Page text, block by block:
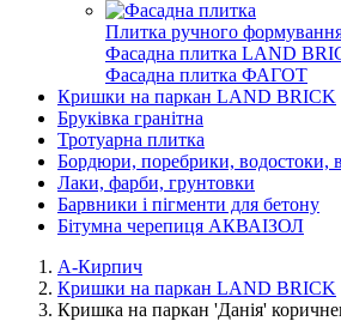
Плитка ручного
Фасадна плитка LAND
Фасадна плитка ФАГОТ
Кришки на паркан LAND BRICK
Бруківка гранітна
Тротуарна плитка
Бордюри, поребрики, водостоки,
Лаки, фарби, грунтовки
Барвники і пігменти для бетону
Бітумна черепиця АКВАІЗОЛ
А-Кирпич
Кришки на паркан LAND BRICK
Кришка на паркан 'Данія'